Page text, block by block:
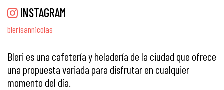
INSTAGRAM
blerisannicolas
Bleri es una cafetería y heladería de la ciudad que ofrece
una propuesta variada para disfrutar en cualquier
momento del día.